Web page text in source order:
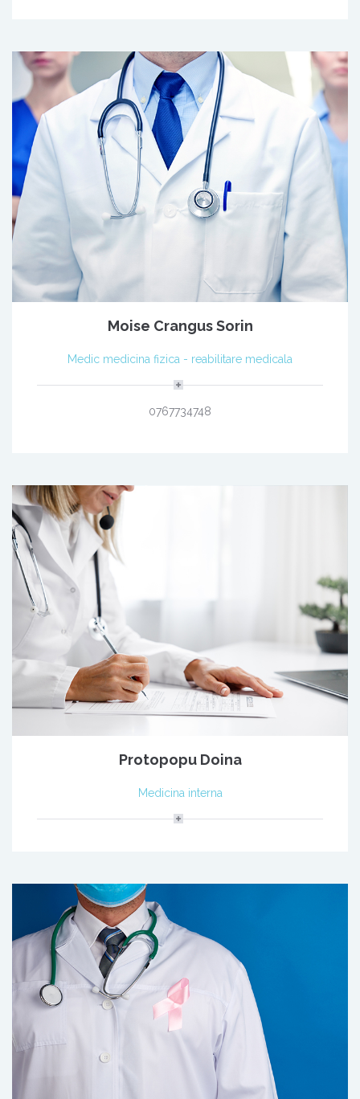
Moise Crangus Sorin
Medic medicina fizica - reabilitare medicala
0767734748
Protopopu Doina
Medicina interna